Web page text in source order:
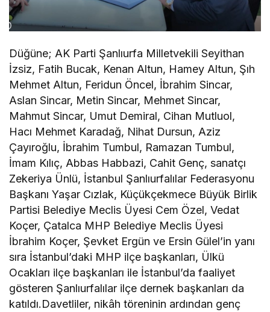
Düğüne; AK Parti Şanlıurfa Milletvekili Seyithan
İzsiz, Fatih Bucak, Kenan Altun, Hamey Altun, Şıh
Mehmet Altun, Feridun Öncel, İbrahim Sincar,
Aslan Sincar, Metin Sincar, Mehmet Sincar,
Mahmut Sincar, Umut Demiral, Cihan Mutluol,
Hacı Mehmet Karadağ, Nihat Dursun, Aziz
Çayıroğlu, İbrahim Tumbul, Ramazan Tumbul,
İmam Kılıç, Abbas Habbazi, Cahit Genç, sanatçı
Zekeriya Ünlü, İstanbul Şanlıurfalılar Federasyonu
Başkanı Yaşar Cızlak, Küçükçekmece Büyük Birlik
Partisi Belediye Meclis Üyesi Cem Özel, Vedat
Koçer, Çatalca MHP Belediye Meclis Üyesi
İbrahim Koçer, Şevket Ergün ve Ersin Gülel’in yanı
sıra İstanbul’daki MHP ilçe başkanları, Ülkü
Ocakları ilçe başkanları ile İstanbul’da faaliyet
gösteren Şanlıurfalılar ilçe dernek başkanları da
katıldı.Davetliler, nikâh töreninin ardından genç